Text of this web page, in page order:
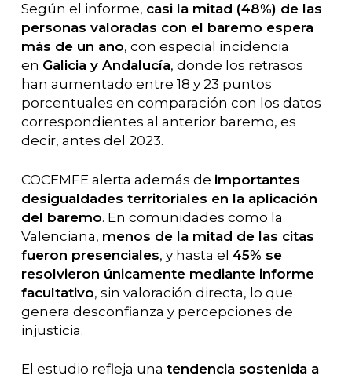
Según el informe, casi la mitad (48%) de las
personas valoradas con el baremo espera
más de un año, con especial incidencia
en Galicia y Andalucía, donde los retrasos
han aumentado entre 18 y 23 puntos
porcentuales en comparación con los datos
correspondientes al anterior baremo, es
decir, antes del 2023.
COCEMFE alerta además de importantes
desigualdades territoriales en la aplicación
del baremo. En comunidades como la
Valenciana, menos de la mitad de las citas
fueron presenciales, y hasta el 45% se
resolvieron únicamente mediante informe
facultativo, sin valoración directa, lo que
genera desconfianza y percepciones de
injusticia.
El estudio refleja una tendencia sostenida a